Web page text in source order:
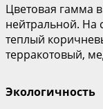
Цветовая гамма
нейтральной. На
теплый
терракотовый,
Экологичность